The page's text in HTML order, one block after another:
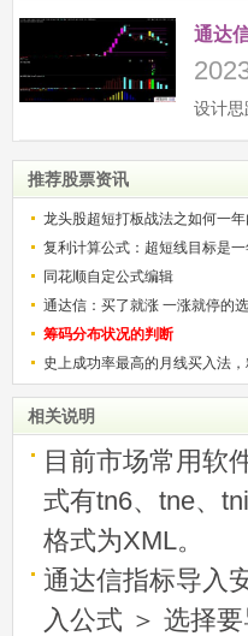
通达
推荐股票资讯
龙头股超短打板战法之如何一
解）
复利计算公式：超短线目标是
少？
同花顺自定公式编辑
通达信：买了就涨 一涨就停的
筹码分布状况的判断
史上成功率最高的月线买入法
相关说明
目前市场常用软
式有tn6、tne、
格式为XML。
通达信指标导入
入公式 ＞ 选择